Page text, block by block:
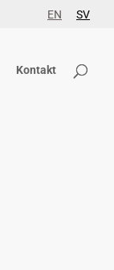
EN SV
Kontakt